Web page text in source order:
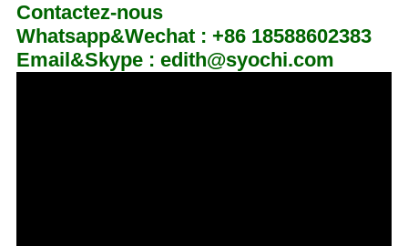
Contactez-nous
Whatsapp&Wechat : +86 18588602383
Email&Skype : edith@syochi.com